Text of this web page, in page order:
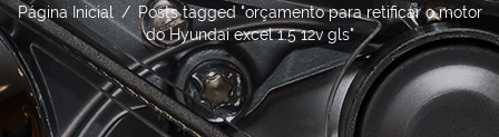
Página Inicial / Posts tagged "orçamento para retificar o motor
do Hyundai excel 1.5 12v gls"